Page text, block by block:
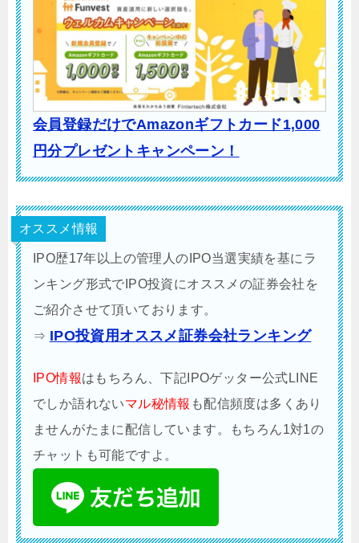
会員登録だけでAmazonギフトカード1,000
円分プレゼントキャンペーン！
オススメ情報
IPO歴17年以上の管理人のIPO当選実績を基にラ
ンキング形式でIPO投資にオススメの証券会社を
ご紹介させて頂いております。
⇒ IPO投資用オススメ証券会社ランキング
IPO情報はもちろん、下記IPOゲッター公式LINE
でしか語れないマル秘情報 も配信頻度は多くあり
ませんがたまに配信しています。もちろん1対1の
チャットも可能ですよ。